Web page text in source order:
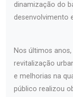
dinamização do
desenvolvimento
Nos últimos
revitalização
e melhorias na
público realizou